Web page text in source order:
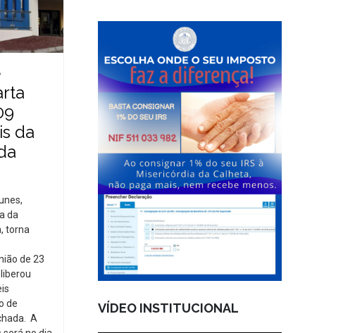
da
da
torna
de 23
de
A
VÍDEO INSTITUCIONAL